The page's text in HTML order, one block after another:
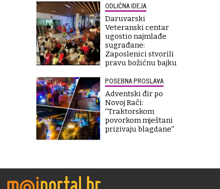
ODLIČNA IDEJA
Daruvarski
Veteranski centar
ugostio najmlađe
sugrađane:
Zaposlenici stvorili
pravu božićnu bajku
POSEBNA PROSLAVA
Adventski đir po
Novoj Rači:
''Traktorskom
povorkom mještani
prizivaju blagdane''